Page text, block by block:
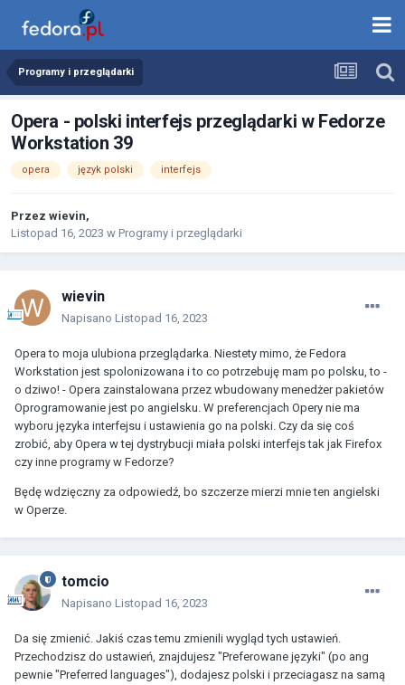
Programy i przeglądarki
Opera - polski interfejs przeglądarki w Fedorze
Workstation 39
opera język polski interfejs
Przez wievin,
Listopad 16, 2023 w Programy i przeglądarki
wievin
Napisano Listopad 16, 2023
Opera to moja ulubiona przeglądarka. Niestety mimo, że Fedora
Workstation jest spolonizowana i to co potrzebuję mam po polsku, to -
o dziwo! - Opera zainstalowana przez wbudowany menedżer pakietów
Oprogramowanie jest po angielsku. W preferencjach Opery nie ma
wyboru języka interfejsu i ustawienia go na polski. Czy da się coś
zrobić, aby Opera w tej dystrybucji miała polski interfejs tak jak Firefox
czy inne programy w Fedorze?
Będę wdzięczny za odpowiedź, bo szczerze mierzi mnie ten angielski
w Operze.
tomcio
Napisano Listopad 16, 2023
Da się zmienić. Jakiś czas temu zmienili wygląd tych ustawień.
Przechodzisz do ustawień, znajdujesz "Preferowane języki" (po ang
pewnie "Preferred languages"), dodajesz polski i przeciagasz na samą